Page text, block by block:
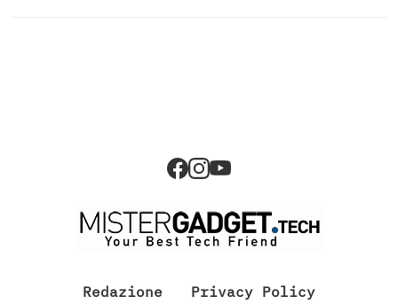
Redazione Privacy Policy